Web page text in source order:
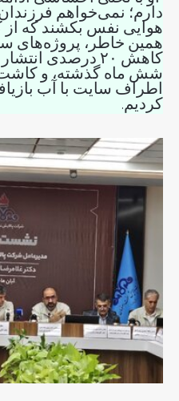
دارم؛ نمی‌خواهم
هوایی نفس بکشند که از
همین خاطر، پروژه‌های
کاهش ۲۰ درصدی
اطراف سایت با آب
کردیم.